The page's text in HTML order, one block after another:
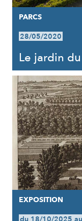
PARCS
28/05/2020
Le jardin
EXPOSITION